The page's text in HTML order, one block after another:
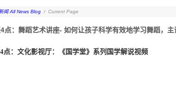
闻 All News Blog / Current Page
点：舞蹈艺术讲座- 如何让孩子科学有效地学习舞蹈，
点：文化影视厅：《国学堂》系列国学解说视频